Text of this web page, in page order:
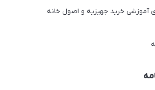
خرید جهیزیه و اصول خانه